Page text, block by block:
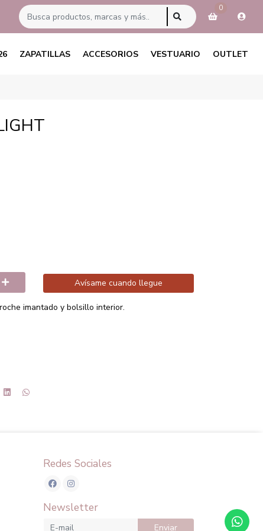
0
ZAPATILLAS ACCESORIOS VESTUARIO OUTLET
Avísame cuando llegue
imantado y bolsillo interior.
Redes Sociales
Newsletter
Enviar